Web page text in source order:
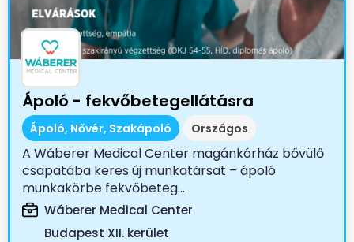
Ápoló - fekvőbetegellátásra
Ápoló, Nővér, Szakápoló Országos
A Wáberer Medical Center magánkórház bővülő
csapatába keres új munkatársat – ápoló
munkakörbe fekvőbeteg...
Wáberer Medical Center
Budapest XII. kerület